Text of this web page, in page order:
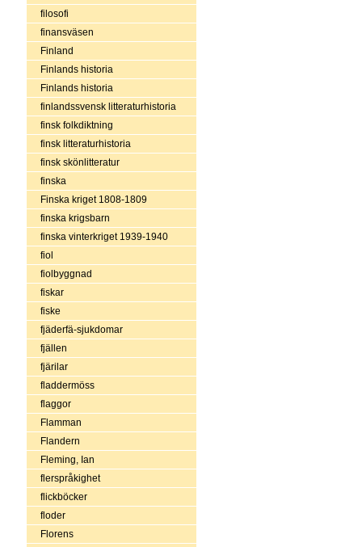
filosofi
finansväsen
Finland
Finlands historia
Finlands historia
finlandssvensk litteraturhistoria
finsk folkdiktning
finsk litteraturhistoria
finsk skönlitteratur
finska
Finska kriget 1808-1809
finska krigsbarn
finska vinterkriget 1939-1940
fiol
fiolbyggnad
fiskar
fiske
fjäderfä-sjukdomar
fjällen
fjärilar
fladdermöss
flaggor
Flamman
Flandern
Fleming, Ian
flerspråkighet
flickböcker
floder
Florens